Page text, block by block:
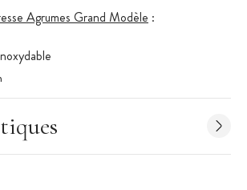
Agrumes Grand Modèle :
en acier inoxydable